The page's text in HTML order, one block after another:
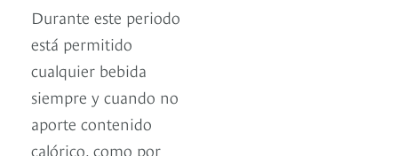
Durante este periodo
está permitido
cualquier bebida
siempre y cuando no
aporte contenido
calórico, como por